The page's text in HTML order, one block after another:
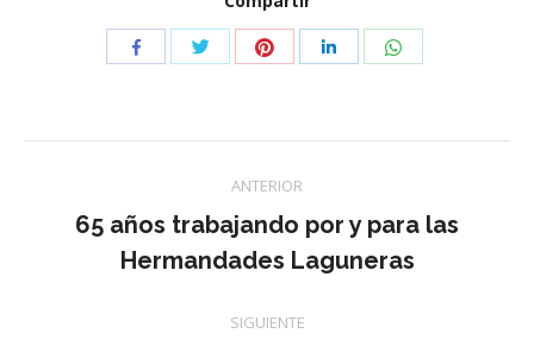
CompartirCompartirCompartirCompartirCompartir
Navegación
entre
publicaciones
ANTERIOR
Publicación
anterior:
65 años trabajando por y para las
Hermandades Laguneras
SIGUIENTE